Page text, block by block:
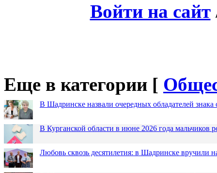
Войти на сайт
Еще в категории [
В Шадринске назвали очередных обладателей знака
В Курганской области в июне 2026 года мальчиков
Любовь сквозь десятилетия: в Шадринске вручили